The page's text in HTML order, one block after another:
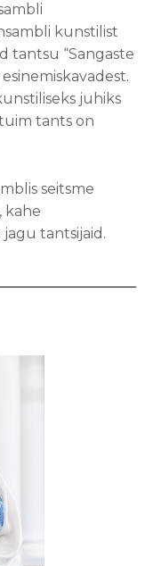
kunstilist
tantsu “Sangaste
juhiks
tants on
seitsme
kahe
tantsijaid.